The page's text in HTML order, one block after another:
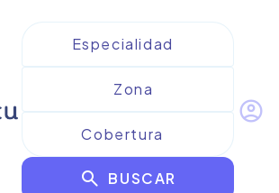
search BUSCAR
account_circle
paraGenesen